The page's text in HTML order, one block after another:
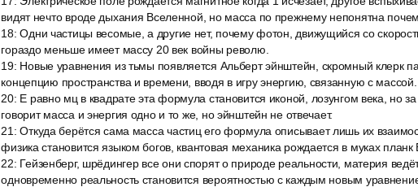
видят нечто вроде дыхания Вселенной, но масса по прежнему непонятна
18:Одни частицы весомые, а другие нет, почему фотон, движущийся со
гораздо меньше имеет массу 20 век войны револю.
19: Новые уравнения из тьмы появляется Альберт эйнштейн, скромный клерк
концепцию пространства и времени, вводя в игру энергию, связанную с массой.
20: Е равно мц в квадрате эта формула становится иконой, лозунгом века, но
говорит масса и энергия одно и то же, но эйнштейн не отвечает.
21 :Откуда берётся сама масса частиц его формула описывает лишь их
физика становится языком богов, квантовая механика рождается в муках планк
22: Гейзенберг, шрёдингер все они спорят о природе реальности, материя
одновременно реальность становится вероятностью с каждым новым